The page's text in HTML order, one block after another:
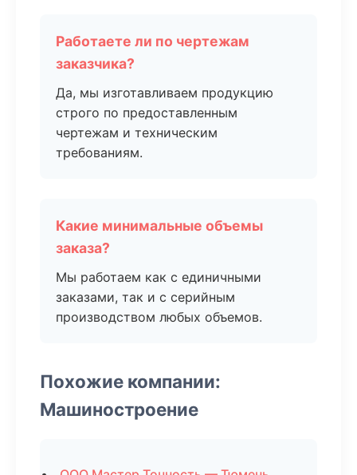
Работаете ли по чертежам
заказчика?
Да, мы изготавливаем продукцию
строго по предоставленным
чертежам и техническим
требованиям.
Какие минимальные объемы
заказа?
Мы работаем как с единичными
заказами, так и с серийным
производством любых объемов.
Похожие компании:
Машиностроение